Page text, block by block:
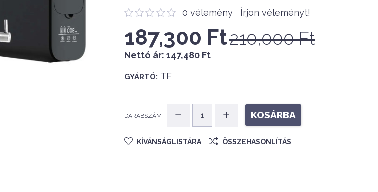
0 vélemény Írjon véleményt!
187,300 Ft210,000 Ft
Nettó ár: 147,480 Ft
GYÁRTÓ: TF
DARABSZÁM KOSÁRBA
KÍVÁNSÁGLISTÁRA ÖSSZEHASONLÍTÁS